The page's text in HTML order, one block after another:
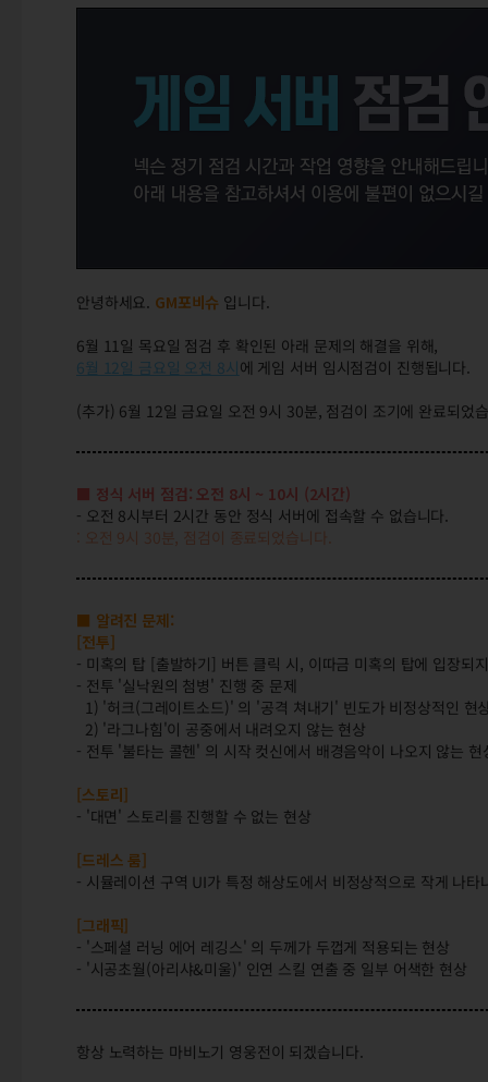
안녕하세요. GM포비슈 입니다.
6월 11일 목요일 점검 후 확인된 아래 문제의 해결을 위해,
6월 12일 금요일 오전 8시에 게임 서버 임시점검이 진행됩니다.
(추가) 6월 12일 금요일 오전 9시 30분, 점검이 조기에 완료되었
■ 정식 서버 점검: 오전 8시 ~ 10시 (2시간)
- 오전 8시부터 2시간 동안 정식 서버에 접속할 수 없습니다.
: 오전 9시 30분, 점검이 종료되었습니다.
■ 알려진 문제:
[전투]
- 미혹의 탑 [출발하기] 버튼 클릭 시, 이따금 미혹의 탑에 입장되
- 전투 '실낙원의 첨병' 진행 중 문제
1) '허크(그레이트소드)' 의 '공격 쳐내기' 빈도가 비정상적인 현
2) '라그나힘'이 공중에서 내려오지 않는 현상
- 전투 '불타는 콜헨' 의 시작 컷신에서 배경음악이 나오지 않는 현
[스토리]
- '대면' 스토리를 진행할 수 없는 현상
[드레스 룸]
- 시뮬레이션 구역 UI가 특정 해상도에서 비정상적으로 작게 나타
[그래픽]
- '스페셜 러닝 에어 레깅스' 의 두께가 두껍게 적용되는 현상
- '시공초월(아리샤&미울)' 인연 스킬 연출 중 일부 어색한 현상
항상 노력하는 마비노기 영웅전이 되겠습니다.